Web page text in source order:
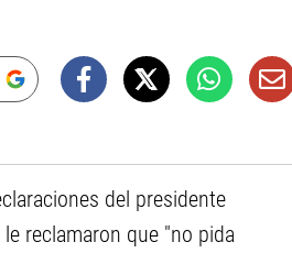
del presidente
le reclamaron que "no pida